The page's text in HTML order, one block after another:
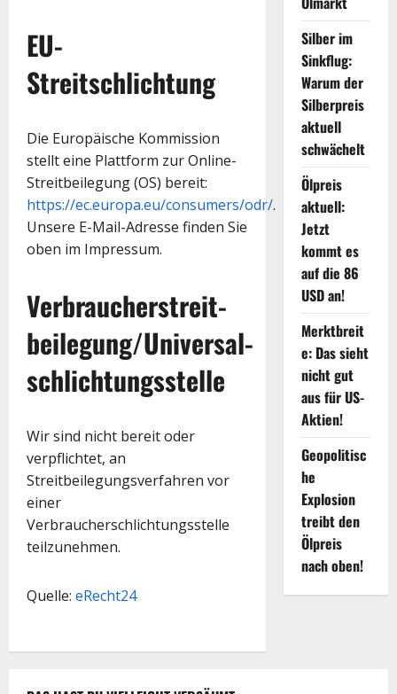
EU-
Streitschlichtung
Die Europäische Kommission
stellt eine Plattform zur Online-
Streitbeilegung (OS) bereit:
https://ec.europa.eu/consumers/odr/.
Unsere E-Mail-Adresse finden Sie
oben im Impressum.
Verbraucher­streit­
beilegung/Universal­
schlichtungs­stelle
Wir sind nicht bereit oder
verpflichtet, an
Streitbeilegungsverfahren vor
einer
Verbraucherschlichtungsstelle
teilzunehmen.
Quelle: eRecht24
Silber im
Sinkflug:
Warum der
Silberpreis
aktuell
schwächelt
Ölpreis
aktuell:
Jetzt
kommt es
auf die 86
USD an!
Merktbreit
e: Das sieht
nicht gut
aus für US-
Aktien!
Geopolitisc
he
Explosion
treibt den
Ölpreis
nach oben!